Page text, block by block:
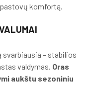
komfortą.
– stabilios
valdymas. Oras
aukštu sezoniniu